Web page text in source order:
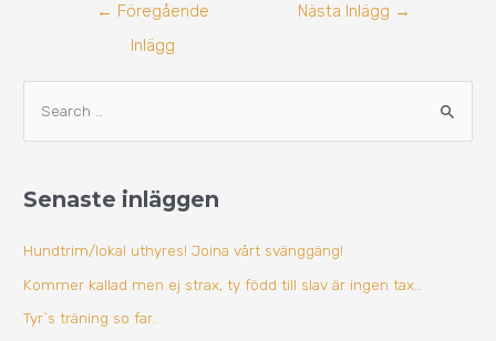
← Föregående
Inlägg
Nästa Inlägg →
ö
e
e
r
Senaste inläggen
Hundtrim/lokal uthyres! Joina vårt svänggäng!
Kommer kallad men ej strax, ty född till slav är ingen tax…
Tyr`s träning so far..